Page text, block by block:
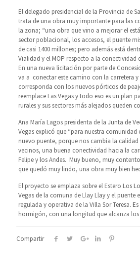
El delegado presidencial de la Provincia de
trata de una obra muy importante para las
la zona; “una obra que vino a mejorar el
sector poblacional, los accesos, el puente
de casi 1400 millones; pero además está
Vialidad y el MOP respecto a la conectividad
En una nueva licitación por parte de
va a conectar este camino con la carretera y
corresponda con los nuevos pórticos de
reemplace Las Vegas y todo eso es un plan
rurales y sus sectores más alejados queden
Ana María Lagos presidenta de la Junta de
Vegas explicó que “para nuestra comunidad
nuevo puente, porque nos cambia la calidad
vecinos, una buena conectividad hacia la
Felipe y los Andes. Muy bueno, muy
que quedó muy lindo, una obra muy bien
El proyecto se emplaza sobre el Estero Los
Vegas de la comuna de Llay Llay y el puente
regulada y operativa de la Villa Sor Teresa.
hormigón, con una longitud que alcanza los
Compartir